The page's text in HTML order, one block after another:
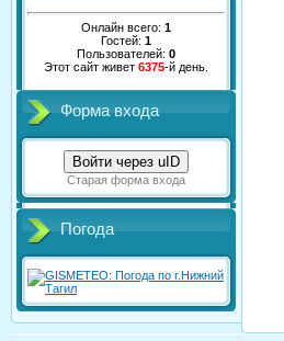
Онлайн всего: 1
Гостей: 1
Пользователей: 0
Этот сайт живет 6375-й день.
Форма входа
Войти через uID
Старая форма входа
Погода